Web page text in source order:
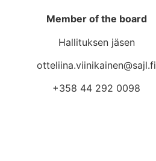
Member of the board
Hallituksen jäsen
otteliina.viinikainen@sajl.fi
+358 44 292 0098